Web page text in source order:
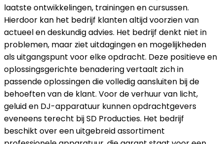
laatste ontwikkelingen, trainingen en cursussen.
Hierdoor kan het bedrijf klanten altijd voorzien van
actueel en deskundig advies. Het bedrijf denkt niet in
problemen, maar ziet uitdagingen en mogelijkheden
als uitgangspunt voor elke opdracht. Deze positieve en
oplossingsgerichte benadering vertaalt zich in
passende oplossingen die volledig aansluiten bij de
behoeften van de klant. Voor de verhuur van licht,
geluid en DJ-apparatuur kunnen opdrachtgevers
eveneens terecht bij SD Producties. Het bedrijf
beschikt over een uitgebreid assortiment